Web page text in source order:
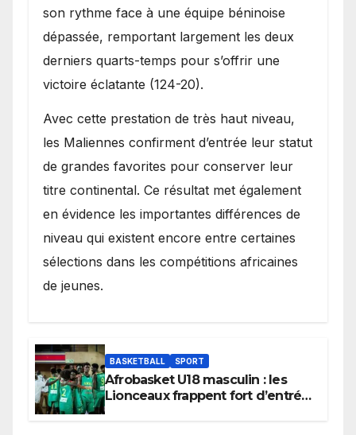
son rythme face à une équipe béninoise
dépassée, remportant largement les deux
derniers quarts-temps pour s’offrir une
victoire éclatante (124-20).
Avec cette prestation de très haut niveau,
les Maliennes confirment d’entrée leur statut
de grandes favorites pour conserver leur
titre continental. Ce résultat met également
en évidence les importantes différences de
niveau qui existent encore entre certaines
sélections dans les compétitions africaines
de jeunes.
BASKETBALL SPORT
Afrobasket U18 masculin : les
Lionceaux frappent fort d’entrée